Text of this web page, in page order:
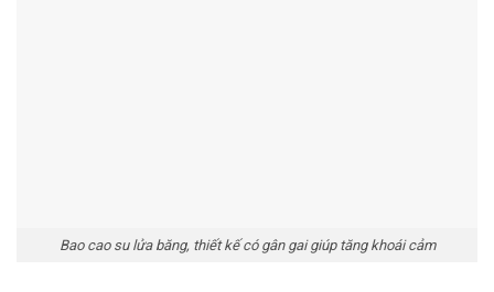
Bao cao su lửa băng, thiết kế có gân gai giúp tăng khoái cảm